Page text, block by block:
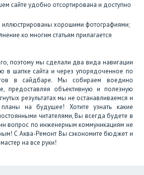
сайте удобно отсортирована и доступно
иллюстрированы хорошими фотографиями;
ко многим статьям прилагается
поэтому мы сделали два вида навигации
в шапке сайта и через упорядоченное по
в сайдбаре. Мы собираем воедино
предоставляя объективную и полезную
результатах мы не останавливаемся и
на будущее! Хотите узнать какие
читателями, Вы всегда будете в
вопрос по инженерным коммуникациям не
С Аква-Ремонт Вы сэкономите бюджет и
на все руки!